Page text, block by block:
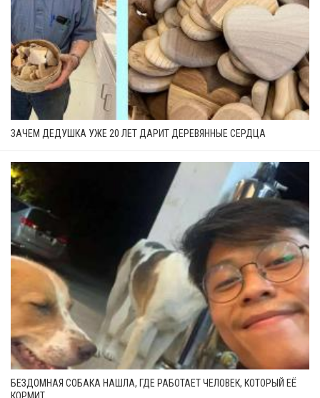
ЗАЧЕМ ДЕДУШКА УЖЕ 20 ЛЕТ ДАРИТ ДЕРЕВЯННЫЕ СЕРДЦА
БЕЗДОМНАЯ СОБАКА НАШЛА, ГДЕ РАБОТАЕТ ЧЕЛОВЕК, КОТОРЫЙ ЕЁ
КОРМИТ